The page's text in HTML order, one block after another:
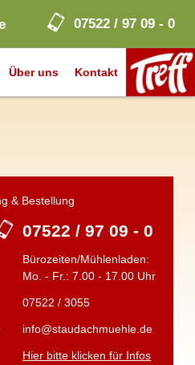
07522 / 97 09 - 0
Über uns Kontakt
& Bestellung
07522 / 97 09 - 0
Bürozeiten/Mühlenladen:
Mo. - Fr.: 7.00 - 17.00 Uhr
07522 / 3055
info@staudachmuehle.de
Hier bitte klicken für Infos